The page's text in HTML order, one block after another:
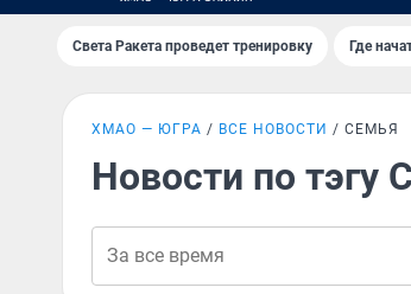
Света Ракета проведет тренировку Где
ХМАО — ЮГРА ВСЕ НОВОСТИ СЕМЬЯ
Новости по тэгу